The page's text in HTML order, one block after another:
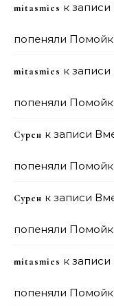
mitasmies к записи
попеняли
mitasmies к записи
попеняли
Сурен к записи
попеняли
Сурен к записи
попеняли
mitasmies к записи
попеняли